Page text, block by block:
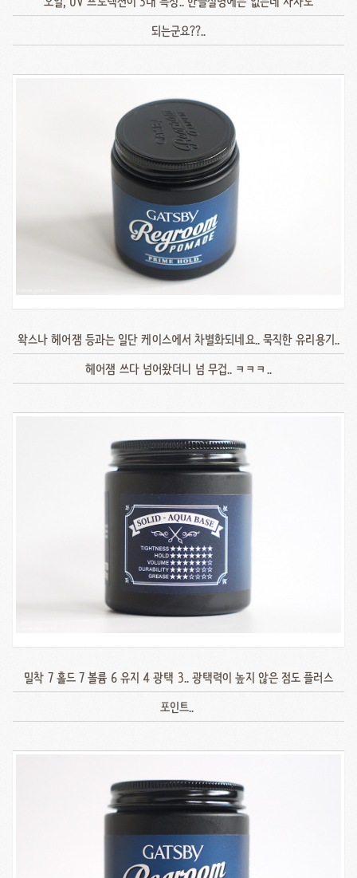
되는군요??..
왁스나 헤어잼 등과는 일단 케이스에서 차별화되네요.. 묵직한 유리용기..
헤어잼 쓰다 넘어왔더니 넘 무겁.. ㅋㅋㅋ..
밀착 7 홀드 7 볼륨 6 유지 4 광택 3.. 광택력이 높지 않은 점도 플러스
포인트..